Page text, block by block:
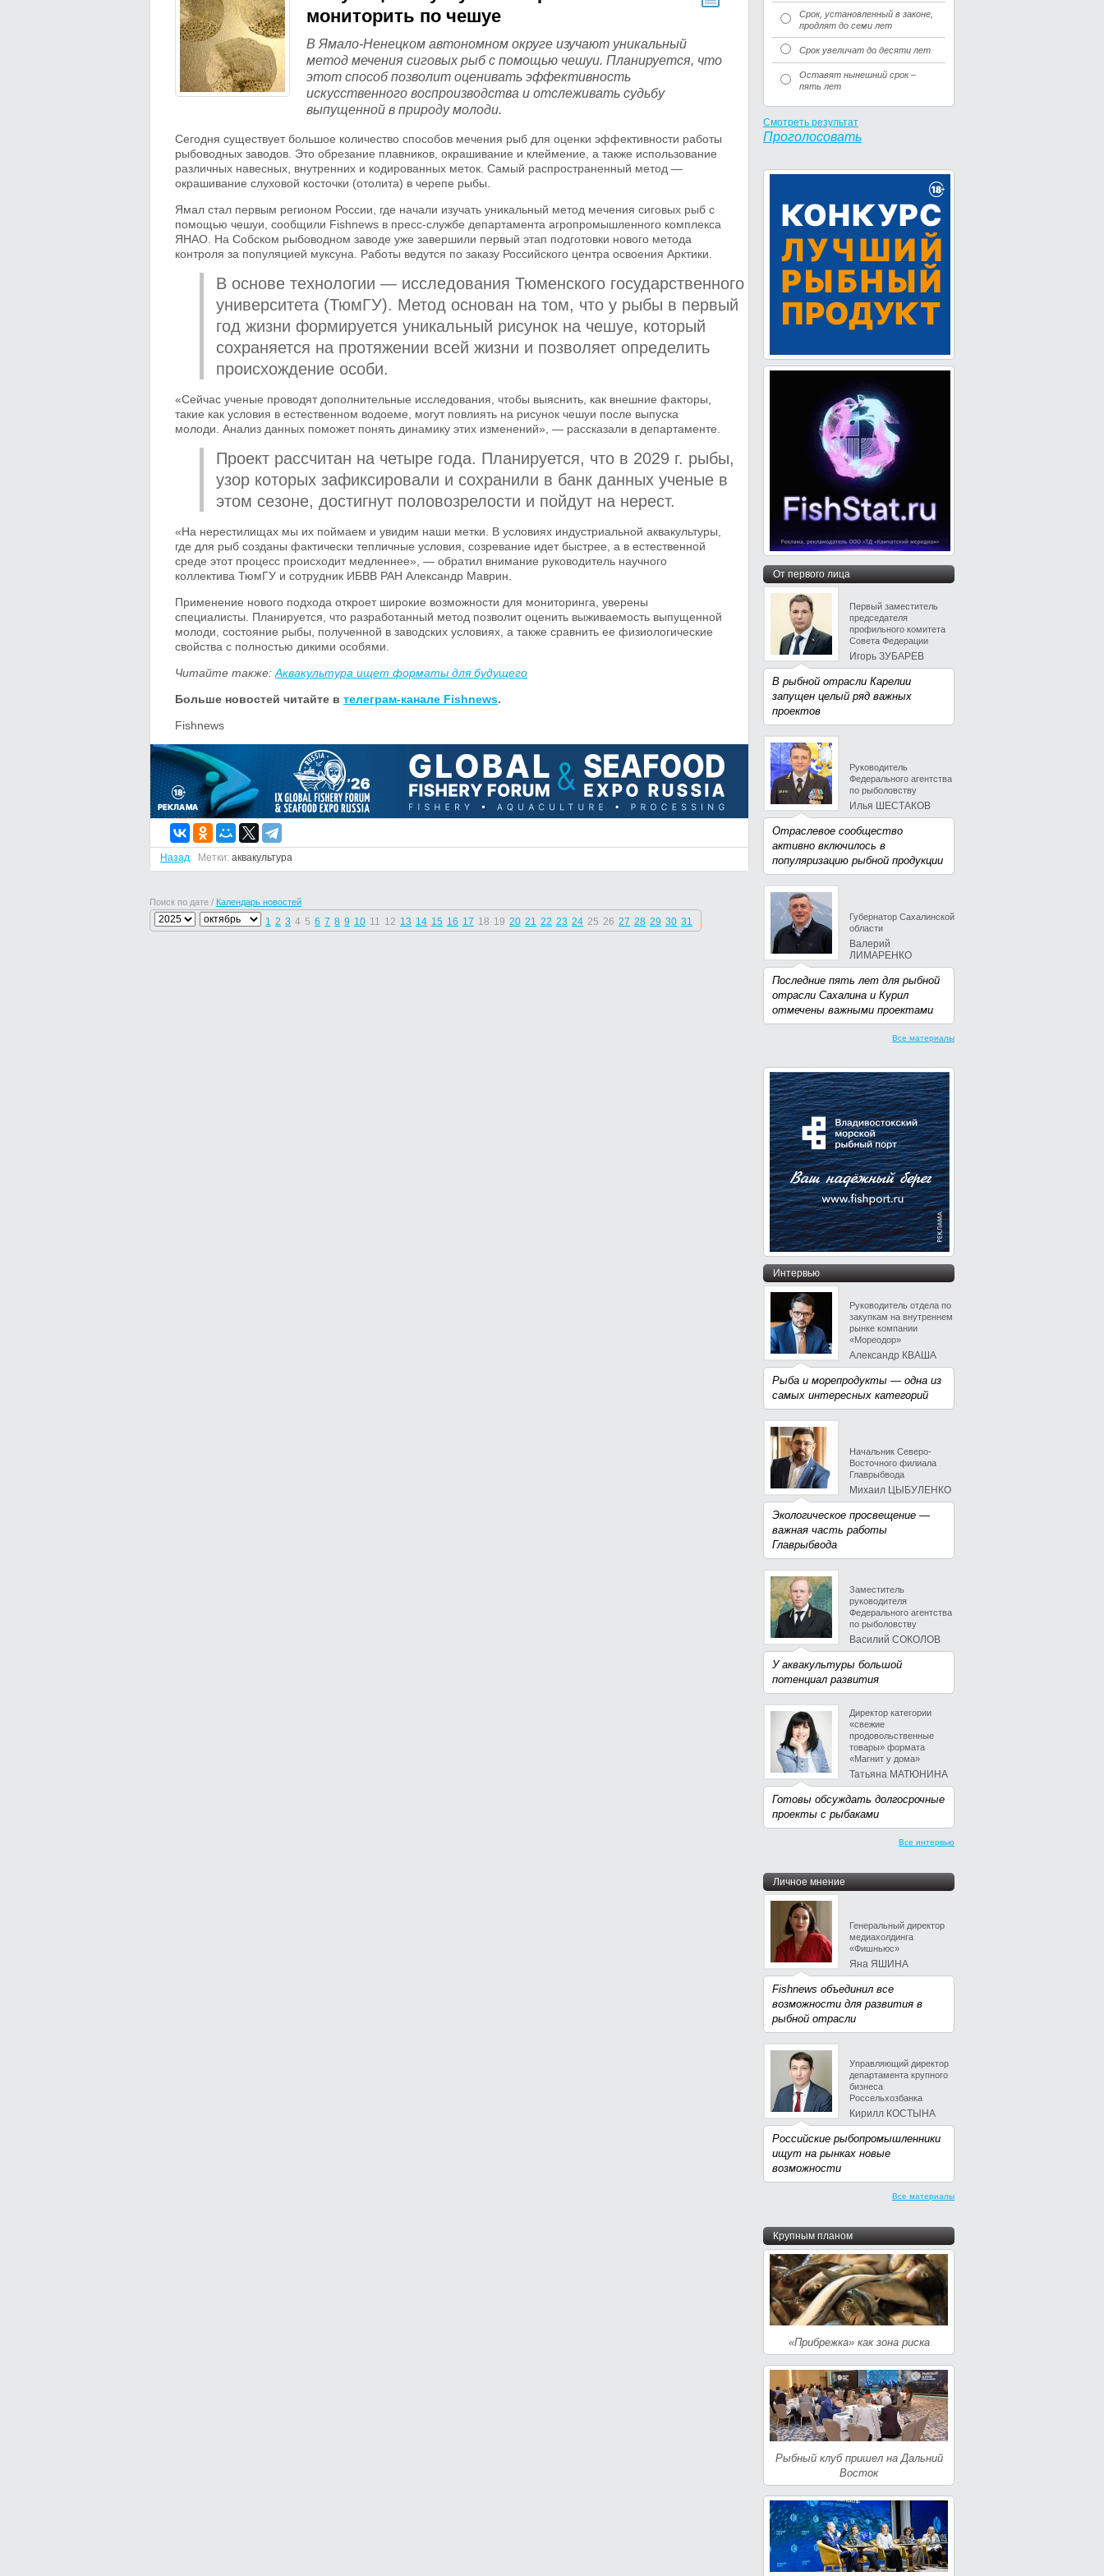
мониторить по чешуе
В Ямало-Ненецком автономном округе изучают уникальный
метод мечения сиговых рыб с помощью чешуи. Планируется, что
этот способ позволит оценивать эффективность
искусственного воспроизводства и отслеживать судьбу
выпущенной в природу молоди.
Сегодня существует большое количество способов мечения рыб для оценки эффективности работы
рыбоводных заводов. Это обрезание плавников, окрашивание и клеймение, а также использование
различных навесных, внутренних и кодированных меток. Самый распространенный метод —
окрашивание слуховой косточки (отолита) в черепе рыбы.
Ямал стал первым регионом России, где начали изучать уникальный метод мечения сиговых рыб с
помощью чешуи, сообщили Fishnews в пресс-службе департамента агропромышленного комплекса
ЯНАО. На Собском рыбоводном заводе уже завершили первый этап подготовки нового метода
контроля за популяцией муксуна. Работы ведутся по заказу Российского центра освоения Арктики.
В основе технологии — исследования Тюменского государственного
университета (ТюмГУ). Метод основан на том, что у рыбы в первый
год жизни формируется уникальный рисунок на чешуе, который
сохраняется на протяжении всей жизни и позволяет определить
происхождение особи.
«Cейчас ученые проводят дополнительные исследования, чтобы выяснить, как внешние факторы,
такие как условия в естественном водоеме, могут повлиять на рисунок чешуи после выпуска
молоди. Анализ данных поможет понять динамику этих изменений», — рассказали в департаменте.
Проект рассчитан на четыре года. Планируется, что в 2029 г. рыбы,
узор которых зафиксировали и сохранили в банк данных ученые в
этом сезоне, достигнут половозрелости и пойдут на нерест.
«На нерестилищах мы их поймаем и увидим наши метки. В условиях индустриальной аквакультуры,
где для рыб созданы фактически тепличные условия, созревание идет быстрее, а в естественной
среде этот процесс происходит медленнее», — обратил внимание руководитель научного
коллектива ТюмГУ и сотрудник ИБВВ РАН Александр Маврин.
Применение нового подхода откроет широкие возможности для мониторинга, уверены
специалисты. Планируется, что разработанный метод позволит оценить выживаемость выпущенной
молоди, состояние рыбы, полученной в заводских условиях, а также сравнить ее физиологические
свойства с полностью дикими особями.
Читайте также: Аквакультура ищет форматы для будущего
Больше новостей читайте в телеграм-канале Fishnews.
Fishnews
Назад Метки: аквакультура
Поиск по дате / Календарь новостей
1 2 3 4 5 6 7 8 9 10 11 12 13 14 15 16 17 18 19 20 21 22 23 24 25 26 27 28 29 30 31
Срок, установленный в законе,
продлят до семи лет
Срок увеличат до десяти лет
Оставят нынешний срок –
пять лет
Смотреть результат
Проголосовать
От первого лица
Первый заместитель
председателя
профильного комитета
Совета Федерации
Игорь ЗУБАРЕВ
В рыбной отрасли Карелии
запущен целый ряд важных
проектов
Руководитель
Федерального агентства
по рыболовству
Илья ШЕСТАКОВ
Отраслевое сообщество
активно включилось в
популяризацию рыбной продукции
Губернатор Сахалинской
области
Валерий
ЛИМАРЕНКО
Последние пять лет для рыбной
отрасли Сахалина и Курил
отмечены важными проектами
Все материалы
Интервью
Руководитель отдела по
закупкам на внутреннем
рынке компании
«Мореодор»
Александр КВАША
Рыба и морепродукты — одна из
самых интересных категорий
Начальник Северо-
Восточного филиала
Главрыбвода
Михаил ЦЫБУЛЕНКО
Экологическое просвещение —
важная часть работы
Главрыбвода
Заместитель
руководителя
Федерального агентства
по рыболовству
Василий СОКОЛОВ
У аквакультуры большой
потенциал развития
Директор категории
«свежие
продовольственные
товары» формата
«Магнит у дома»
Татьяна МАТЮНИНА
Готовы обсуждать долгосрочные
проекты с рыбаками
Все интервью
Личное мнение
Генеральный директор
медиахолдинга
«Фишньюс»
Яна ЯШИНА
Fishnews объединил все
возможности для развития в
рыбной отрасли
Управляющий директор
департамента крупного
бизнеса
Россельхозбанка
Кирилл КОСТЫНА
Российские рыбопромышленники
ищут на рынках новые
возможности
Все материалы
Крупным планом
«Прибрежка» как зона риска
Рыбный клуб пришел на Дальний
Восток